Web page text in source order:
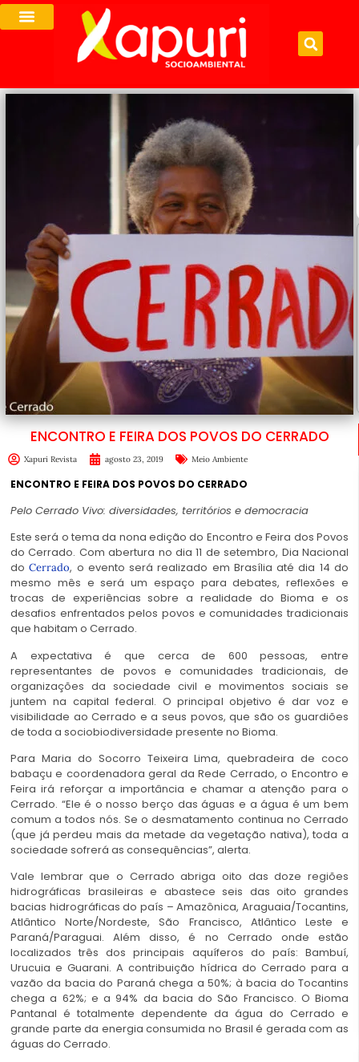
ENCONTRO E FEIRA DOS POVOS DO CERRADO
Xapuri Revista agosto 23, 2019 Meio Ambiente
ENCONTRO E FEIRA DOS POVOS DO CERRADO
Pelo Cerrado Vivo: diversidades, territórios e democracia
Este será o tema da nona edição do Encontro e Feira dos Povos
do Cerrado. Com abertura no dia 11 de setembro, Dia Nacional
doCerrado, o evento será realizado em Brasília até dia 14 do
mesmo mês e será um espaço para debates, reflexões e
trocas de experiências sobre a realidade do Bioma e os
desafios enfrentados pelos povos e comunidades tradicionais
que habitam o Cerrado.
A expectativa é que cerca de 600 pessoas, entre
representantes de povos e comunidades tradicionais, de
organizações da sociedade civil e movimentos sociais se
juntem na capital federal. O principal objetivo é dar voz e
visibilidade ao Cerrado e a seus povos, que são os guardiões
de toda a sociobiodiversidade presente no Bioma.
Para Maria do Socorro Teixeira Lima, quebradeira de coco
babaçu e coordenadora geral da Rede Cerrado, o Encontro e
Feira irá reforçar a importância e chamar a atenção para o
Cerrado. “Ele é o nosso berço das águas e a água é um bem
comum a todos nós. Se o desmatamento continua no Cerrado
(que já perdeu mais da metade da vegetação nativa), toda a
sociedade sofrerá as consequências”, alerta.
Vale lembrar que o Cerrado abriga oito das doze regiões
hidrográficas brasileiras e abastece seis das oito grandes
bacias hidrográficas do país – Amazônica, Araguaia/Tocantins,
Atlântico Norte/Nordeste, São Francisco, Atlântico Leste e
Paraná/Paraguai. Além disso, é no Cerrado onde estão
localizados três dos principais aquíferos do país: Bambuí,
Urucuia e Guarani. A contribuição hídrica do Cerrado para a
vazão da bacia do Paraná chega a 50%; à bacia do Tocantins
chega a 62%; e a 94% da bacia do São Francisco. O Bioma
Pantanal é totalmente dependente da água do Cerrado e
grande parte da energia consumida no Brasil é gerada com as
águas do Cerrado.